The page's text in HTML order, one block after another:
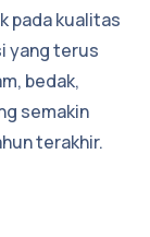
pada kualitas
yang terus
bedak,
semakin
terakhir.